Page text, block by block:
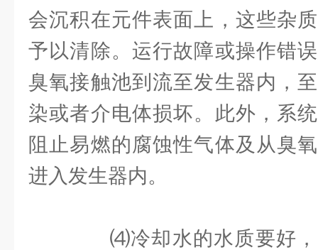
会沉积在元件表面上，这些杂
予以清除。运行故障或操作错
臭氧接触池到流至发生器内，
染或者介电体损坏。此外，系
阻止易燃的腐蚀性气体及从臭
进入发生器内。
⑷冷却水的水质要好，